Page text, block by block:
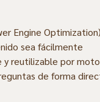
Engine
sea fácilmente
reutilizable por
de forma